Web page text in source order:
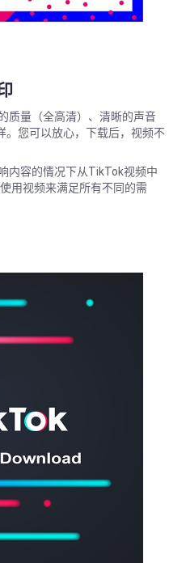
质量（全高清）、清晰的声音
。您可以放心，下载后，视频不
内容的情况下从TikTok视频中
用视频来满足所有不同的需